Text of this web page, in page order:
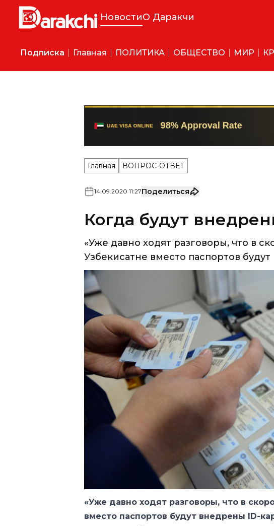
НовостиО Даракчи
Подписка Главная ПОЛИТИКА ОБЩЕСТВО МИР
Главная ВОПРОС-ОТВЕТ
Когда будут
Узбекисатне вместо паспортов будут
«Уже давно ходят разговоры, что в
вместо паспортов будут внедрены ID-
выдаваться?»
Назокат Умарова, г. Бухара.